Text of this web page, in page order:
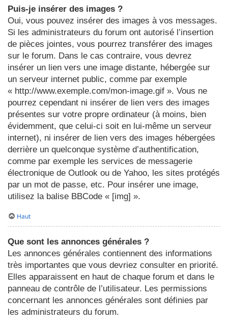
Puis-je insérer des images ?
Oui, vous pouvez insérer des images à vos messages.
Si les administrateurs du forum ont autorisé l’insertion
de pièces jointes, vous pourrez transférer des images
sur le forum. Dans le cas contraire, vous devrez
insérer un lien vers une image distante, hébergée sur
un serveur internet public, comme par exemple
« http://www.exemple.com/mon-image.gif ». Vous ne
pourrez cependant ni insérer de lien vers des images
présentes sur votre propre ordinateur (à moins, bien
évidemment, que celui-ci soit en lui-même un serveur
internet), ni insérer de lien vers des images hébergées
derrière un quelconque système d’authentification,
comme par exemple les services de messagerie
électronique de Outlook ou de Yahoo, les sites protégés
par un mot de passe, etc. Pour insérer une image,
utilisez la balise BBCode « [img] ».
Haut
Que sont les annonces générales ?
Les annonces générales contiennent des informations
très importantes que vous devriez consulter en priorité.
Elles apparaissent en haut de chaque forum et dans le
panneau de contrôle de l’utilisateur. Les permissions
concernant les annonces générales sont définies par
les administrateurs du forum.